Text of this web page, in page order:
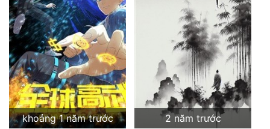
Đẹp
Đẹp Hiệp
Tính Cách Nhân Vật :
Cơ Trí
Sát Phạt Quyết Đoán
khoảng 1 năm trước
2 năm trước